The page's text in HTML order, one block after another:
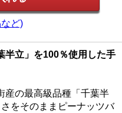
ど)
半立」を100％使用した手
産の最高級品種「千葉半
をそのままピーナッツバ